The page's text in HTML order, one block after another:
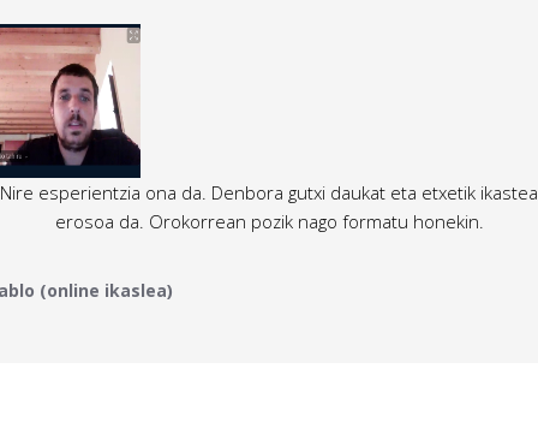
Nire esperientzia ona da. Denbora gutxi daukat eta etxetik ikastea
erosoa da. Orokorrean pozik nago formatu honekin.
(online ikaslea)